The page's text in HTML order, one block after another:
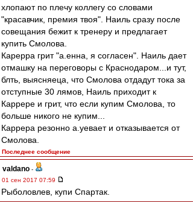
хлопают по плечу коллегу со словами
"красавчик, премия твоя". Наиль сразу после
совещания бежит к тренеру и предлагает
купить Смолова.
Карерра грит "а.енна, я согласен". Наиль дает
отмашку на переговоры с Краснодаром...и тут,
блть, выясняеца, что Смолова отдадут тока за
отступные 30 лямов, Наиль приходит к
Каррере и грит, что если купим Смолова, то
больше никого не купим...
Каррера резонно а.уевает и отказывается от
Смолова.
Последнее сообщение
valdano -
01 сен 2017 07:59
Рыболовлев, купи Спартак.